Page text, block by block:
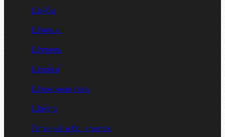
Шайбы
Шпильки
Шплинты
Шпонки
Шпоночная сталь
Штифты
Латунный и бр. крепеж